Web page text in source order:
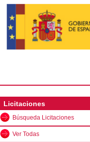
Licitaciones
Búsqueda Licitaciones
Ver Todas